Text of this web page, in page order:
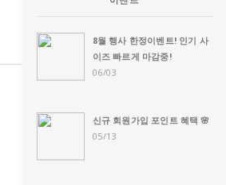
8월 행사 한정이벤트! 인기 사
이즈 빠르게 마감중!
06/03
신규 회원가입 포인트 혜택 🌸
05/13